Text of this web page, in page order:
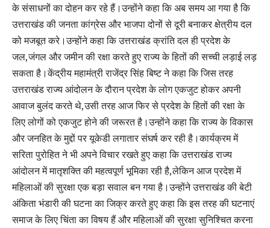
के संसाधनों का दोहन कर रहे हैं।उन्होंने कहा कि अब समय आ गया है कि
उत्तराखंड की जनता कांग्रेस और भाजपा दोनों से दूरी बनाकर क्षेत्रीय दल
को मजबूत करे।उन्होंने कहा कि उत्तराखंड क्रांति दल ही प्रदेश के
जल,जंगल और जमीन की रक्षा करते हुए राज्य के हितों की सच्ची लड़ाई लड़
सकता है।केंद्रीय महामंत्री राजेंद्र सिंह बिष्ट ने कहा कि जिस तरह
उत्तराखंड राज्य आंदोलन के दौरान प्रदेश के लोग एकजुट होकर अपनी
आवाज बुलंद करते थे,उसी तरह आज फिर से प्रदेश के हितों की रक्षा के
लिए लोगों को एकजुट होने की जरूरत है।उन्होंने कहा कि राज्य के विकास
और जनहित के मुद्दों पर यूकेडी लगातार संघर्ष कर रही है।कार्यक्रम में
सरिता पुरोहित ने भी अपने विचार रखते हुए कहा कि उत्तराखंड राज्य
आंदोलन में मातृशक्ति की महत्वपूर्ण भूमिका रही है,लेकिन आज प्रदेश में
महिलाओं की सुरक्षा एक बड़ा सवाल बन गया है।उन्होंने उत्तराखंड की बेटी
अंकिता भंडारी की घटना का जिक्र करते हुए कहा कि इस तरह की घटनाएं
समाज के लिए चिंता का विषय हैं और महिलाओं की सुरक्षा सुनिश्चित करना